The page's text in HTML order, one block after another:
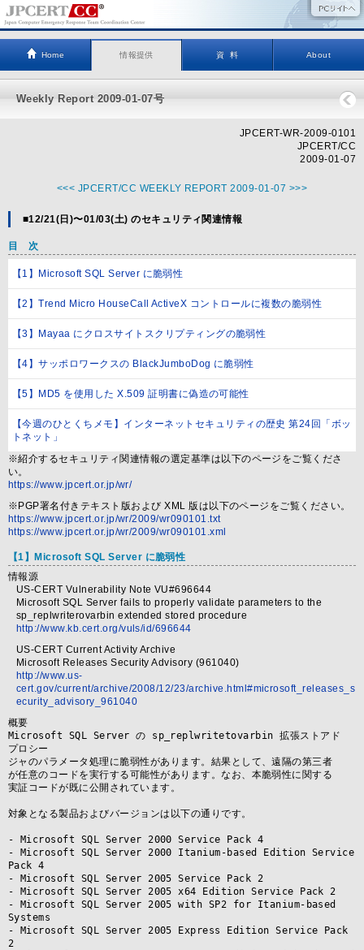
Home 情報提供 資 料 About
Weekly Report 2009-01-07号
JPCERT-WR-2009-0101
JPCERT/CC
2009-01-07
<<< JPCERT/CC WEEKLY REPORT 2009-01-07 >>>
■12/21(日)〜01/03(土) のセキュリティ関連情報
目 次
【1】Microsoft SQL Server に脆弱性
【2】Trend Micro HouseCall ActiveX コントロールに複数の脆弱性
【3】Mayaa にクロスサイトスクリプティングの脆弱性
【4】サッポロワークスの BlackJumboDog に脆弱性
【5】MD5 を使用した X.509 証明書に偽造の可能性
【今週のひとくちメモ】インターネットセキュリティの歴史 第24回「ボッ
トネット」
※紹介するセキュリティ関連情報の選定基準は以下のページをご覧くださ
い。
https://www.jpcert.or.jp/wr/
※PGP署名付きテキスト版および XML 版は以下のページをご覧ください。
https://www.jpcert.or.jp/wr/2009/wr090101.txt
https://www.jpcert.or.jp/wr/2009/wr090101.xml
【1】Microsoft SQL Server に脆弱性
情報源
US-CERT Vulnerability Note VU#696644
Microsoft SQL Server fails to properly validate parameters to the
sp_replwriterovarbin extended stored procedure
http://www.kb.cert.org/vuls/id/696644
US-CERT Current Activity Archive
Microsoft Releases Security Advisory (961040)
http://www.us-
cert.gov/current/archive/2008/12/23/archive.html#microsoft_releases_s
ecurity_advisory_961040
概要
Microsoft SQL Server の sp_replwritetovarbin 拡張ストアド
プロシー
ジャのパラメータ処理に脆弱性があります。結果として、遠隔の第三者
が任意のコードを実行する可能性があります。なお、本脆弱性に関する
実証コードが既に公開されています。
対象となる製品およびバージョンは以下の通りです。
- Microsoft SQL Server 2000 Service Pack 4
- Microsoft SQL Server 2000 Itanium-based Edition Service
Pack 4
- Microsoft SQL Server 2005 Service Pack 2
- Microsoft SQL Server 2005 x64 Edition Service Pack 2
- Microsoft SQL Server 2005 with SP2 for Itanium-based
Systems
- Microsoft SQL Server 2005 Express Edition Service Pack
2